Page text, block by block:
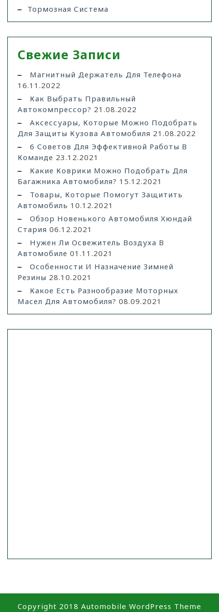
Тормозная Система
Свежие Записи
Магнитный Держатель Для Телефона
16.11.2022
Как Выбрать Правильный
Автокомпрессор? 21.08.2022
Аксессуары, Которые Можно Подобрать
Для Защиты Кузова Автомобиля 21.08.2022
6 Советов Для Эффективной Работы В
Команде 23.12.2021
Какие Коврики Можно Подобрать Для
Багажника Автомобиля? 15.12.2021
Товары, Которые Помогут Защитить
Автомобиль 10.12.2021
Обзор Новенького Автомобиля Хюндай
Стария 06.12.2021
Нужен Ли Освежитель Воздуха В
Автомобиле 01.11.2021
Особенности И Назначение Зимней
Резины 28.10.2021
Какое Есть Разнообразие Моторных
Масел Для Автомобиля? 08.09.2021
Copyright 2018 Automobile WordPress Theme